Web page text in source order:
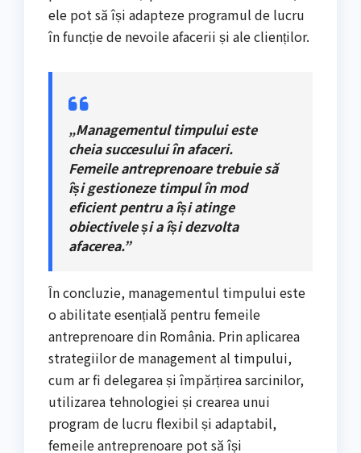
ele pot să își adapteze programul de lucru
în funcție de nevoile afacerii și ale clienților.
„Managementul timpului este
cheia succesului în afaceri.
Femeile antreprenoare trebuie să
își gestioneze timpul în mod
eficient pentru a își atinge
obiectivele și a își dezvolta
afacerea.”
În concluzie, managementul timpului este
o abilitate esențială pentru femeile
antreprenoare din România. Prin aplicarea
strategiilor de management al timpului,
cum ar fi delegarea și împărțirea sarcinilor,
utilizarea tehnologiei și crearea unui
program de lucru flexibil și adaptabil,
femeile antreprenoare pot să își